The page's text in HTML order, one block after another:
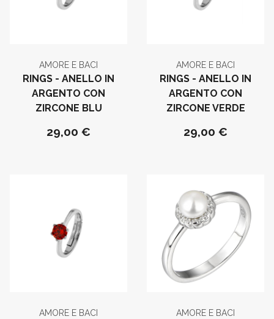
AMORE E BACI
RINGS - ANELLO IN
ARGENTO CON
ZIRCONE BLU
29,00 €
AMORE E BACI
RINGS - ANELLO IN
ARGENTO CON
ZIRCONE VERDE
29,00 €
AMORE E BACI AMORE E BACI